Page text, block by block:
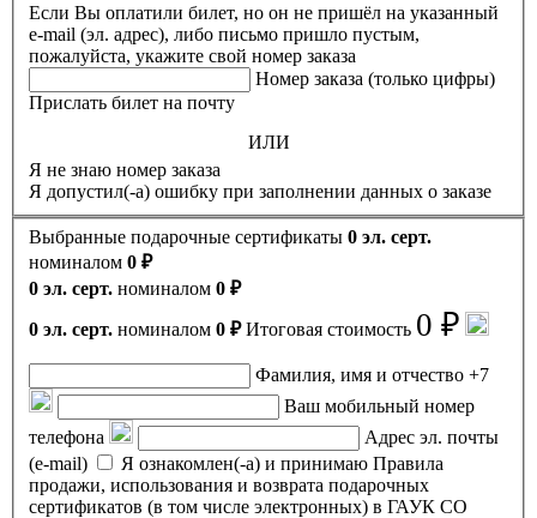
Если Вы оплатили билет, но он не пришёл на указанный
e-mail (эл. адрес), либо письмо пришло пустым,
пожалуйста, укажите свой номер заказа
Номер заказа (только цифры)
Прислать билет на почту
ИЛИ
Я не знаю номер заказа
Я допустил(-а) ошибку при заполнении данных о заказе
Выбранные подарочные сертификаты 0 эл. серт.
номиналом 0 ₽
0 эл. серт. номиналом 0 ₽
0 эл. серт. номиналом 0 ₽ Итоговая стоимость 0 ₽
Фамилия, имя и отчество +7
Ваш мобильный номер
телефона
Адрес эл. почты
(e-mail)
Я ознакомлен(-а) и принимаю Правила
продажи, использования и возврата подарочных
сертификатов (в том числе электронных) в ГАУК СО